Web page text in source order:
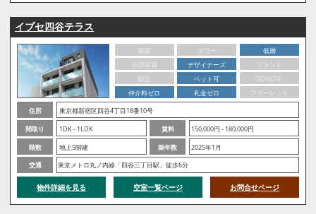
イプセ四谷テラス
新築 タワー
低層
分譲賃貸
デザイナーズ
ブランド
駅近
ペット可
SOHO可
仲介料ゼロ
礼金ゼロ
フリーレント
住所
東京都新宿区四谷4丁目18番10号
間取り
1DK - 1LDK 賃料
150,000円 - 180,000円
階数
地上5階建 築年数
2025年1月
交通
東京メトロ丸ノ内線「四谷三丁目駅」徒歩6分
物件詳細を見る 空室一覧ページ お問合せページ